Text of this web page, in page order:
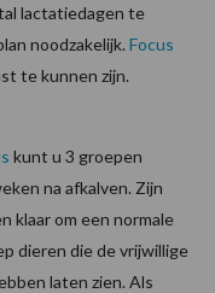
lactatiedagen te
noodzakelijk. Focus
te kunnen zijn.
kunt u 3 groepen
na afkalven. Zijn
klaar om een normale
dieren die de vrijwillige
laten zien. Als